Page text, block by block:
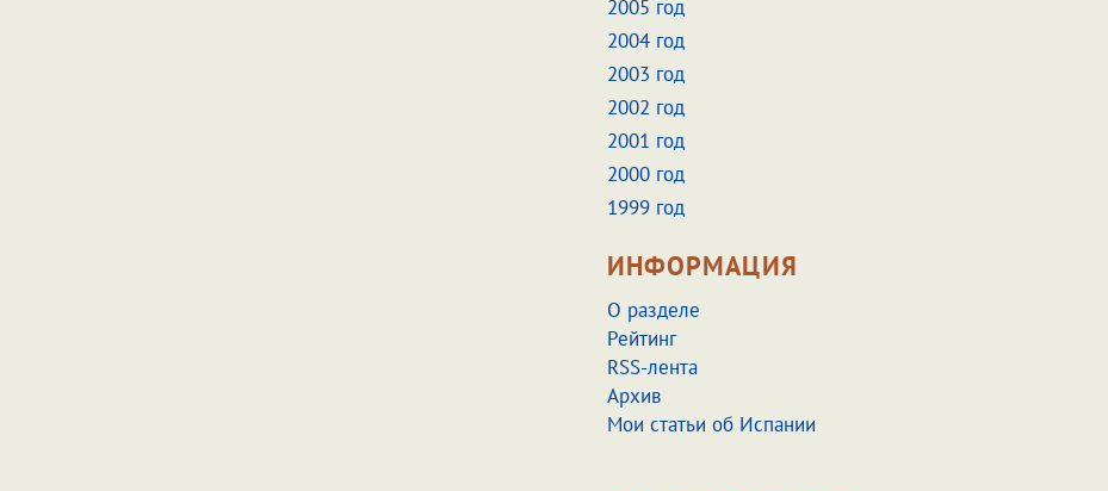
2005 год
2004 год
2003 год
2002 год
2001 год
2000 год
1999 год
ИНФОРМАЦИЯ
О разделе
Рейтинг
RSS-лента
Архив
Мои статьи об Испании